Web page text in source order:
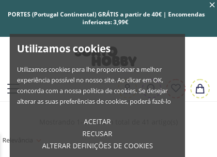
Utilizamos cookies
Utilizamos cookies para lhe proporcionar a melhor
experiência possível no nosso site. Ao clicar em OK,
concorda com a nossa política de cookies. Se desejar
alterar as suas preferências de cookies, poderá fazê-lo
ACEITAR
RECUSAR
ALTERAR DEFINIÇÕES DE COOKIES
PORTES (Portugal Continental) GRÁTIS a partir de 40€ | Encomendas
inferiores: 3,99€
Relevância
Mostrando 1-41 de um total de 41 artigo(s)